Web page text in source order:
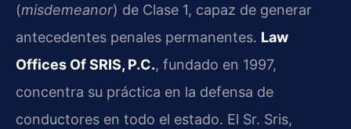
(misdemeanor) de Clase 1, capaz de generar
antecedentes penales permanentes. Law
Offices Of SRIS, P.C., fundado en 1997,
concentra su práctica en la defensa de
conductores en todo el estado. El Sr. Sris,